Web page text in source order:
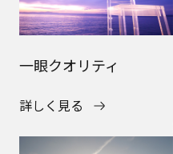
一眼クオリティ
詳しく見る